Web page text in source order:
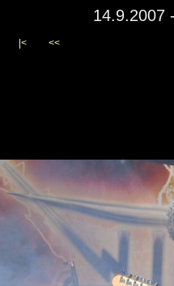
14.9.2007
|< <<